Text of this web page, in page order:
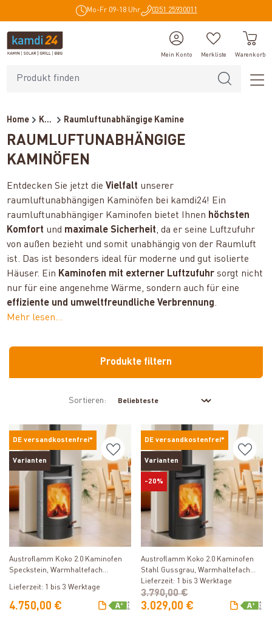
Mo-Fr 09-18 Uhr 0351 25930011
Mein Konto Merkliste Warenkorb
Home Kaminöfen Raumluftunabhängige Kamine
RAUMLUFTUNABHÄNGIGE
KAMINÖFEN
Entdecken Sie jetzt dieVielfalt unserer
raumluftunabhängigen Kaminöfen bei kamdi24! Ein
raumluftunabhängiger Kaminofen bietet Ihnen höchsten
Komfort und maximale Sicherheit, da er seine Luftzufuhr
von außen bezieht und somit unabhängig von der Raumluft
ist. Das ist besonders ideal für moderne und gut isolierte
Häuser. Ein Kaminofen mit externer Luftzufuhr sorgt nicht
nur für eine angenehme Wärme, sondern auch für eine
effiziente und umweltfreundliche Verbrennung.
Mehr lesen...
Produkte filtern
Sortieren:
DE versandkostenfrei*
Varianten
Produkt ansehen
Austroflamm Koko 2.0 Kaminofen
Speckstein, Warmhaltefach
Lieferzeit: 1 bis 3 Werktage
4.750,00 €
DE versandkostenfrei*
Varianten
-20%
Produkt ansehen
Austroflamm Koko 2.0 Kaminofen
Stahl Gussgrau, Warmhaltefach
Keramik Schwarz matt, Guss-
Topplatte, RRA oben + kostenfreie
Installation
Lieferzeit: 1 bis 3 Werktage
3.029,00 €
3.790,00 €